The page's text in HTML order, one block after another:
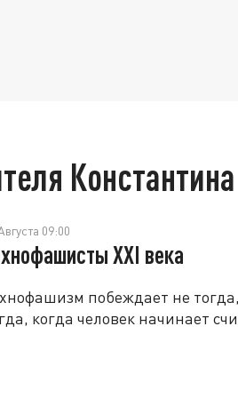
09:00
XXI века
побеждает не
когда человек начинает